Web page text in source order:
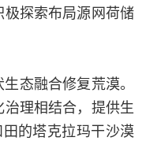
探索布局源网荷储
态融合修复荒漠。
理相结合，提供生
的塔克拉玛干沙漠